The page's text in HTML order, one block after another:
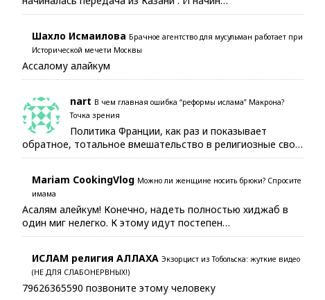
Шахло Исмаилова Брачное агентство для мусульман работает при
Исторической мечети Москвы
Ассалому алайкум
nart В чем главная ошибка “реформы ислама” Макрона?
Точка зрения
Политика Франции, как раз и показывает
обратное, тотальное вмешательство в религиозные сво…
Mariam CookingVlog Можно ли женщине носить брюки? Спросите
имама
Асалям алейкум! Конечно, надеть полностью хиджаб в
один миг нелегко. К этому идут постепен…
ИСЛАМ религия АЛЛАХА Экзорцист из Тобольска: жуткие видео
(НЕ ДЛЯ СЛАБОНЕРВНЫХ!)
79626365590 позвоните этому человеку